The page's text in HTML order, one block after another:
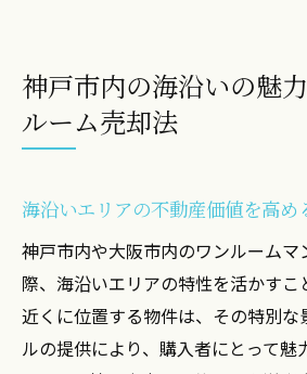
神戸市内の海沿いの魅
ルーム売却法
海沿いエリアの不動産価値を高め
神戸市内や大阪市内のワンルームマ
際、海沿いエリアの特性を活かすこ
近くに位置する物件は、その特別な
ルの提供により、購入者にとって魅